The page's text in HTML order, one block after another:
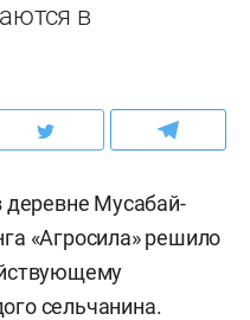
в
деревне Мусабай-
«Агросила» решило
сельчанина.